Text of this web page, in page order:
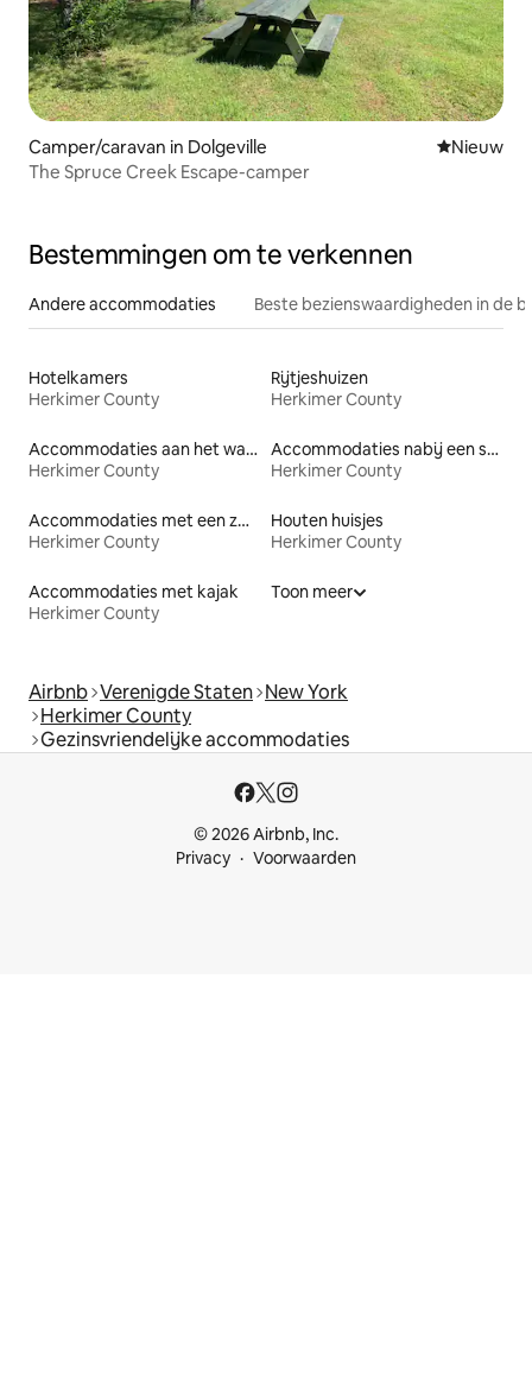
Camper/caravan in Dolgeville Nieuwe
Nieuw
The Spruce Creek Escape-camper
Bestemmingen om te verkennen
Andere accommodaties Beste bezienswaardigheden in de
Hotelkamers
Herkimer County
Rijtjeshuizen
Herkimer County
Accommodaties aan het water
Herkimer County
Accommodaties nabij een strand
Herkimer County
Accommodaties met een zwembad
Herkimer County
Houten huisjes
Herkimer County
Accommodaties met kajak
Herkimer County
Toon meer
Airbnb Verenigde Staten New York
Herkimer County
Gezinsvriendelijke accommodaties
© 2026 Airbnb, Inc.
Privacy
Voorwaarden